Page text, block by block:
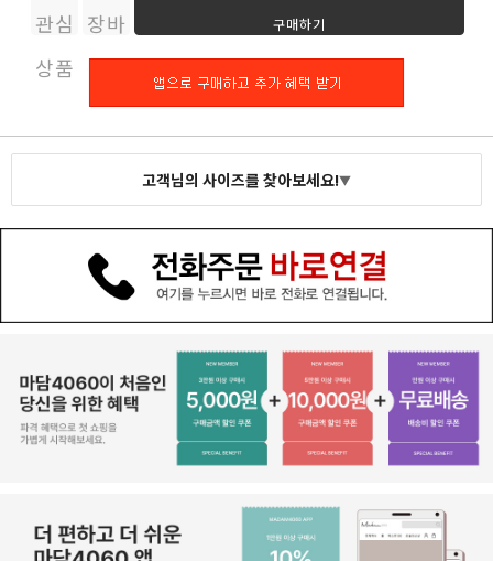
관심
상품
장바
구니
구매하기
고객님의 사이즈를 찾아보세요!▼